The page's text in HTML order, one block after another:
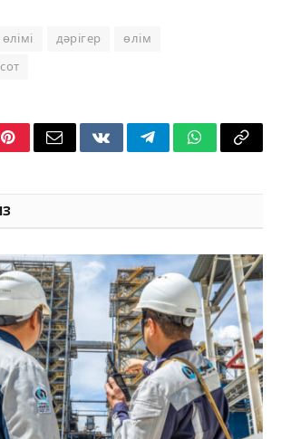
дәрігер өлім
сот
PinterestEmail VKontakteTelegramWhatsApp
Copy